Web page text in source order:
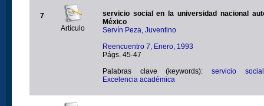
7
Artículo
servicio social en la universidad nacional autónoma de
México
Servín Peza, Juventino
Reencuentro 7, Enero, 1993
Págs. 45-47
Palabras clave (keywords): servicio social
Excelencia académica